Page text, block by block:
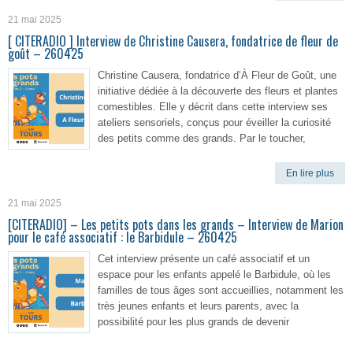
21 mai 2025
[ CITERADIO ] Interview de Christine Causera, fondatrice de fleur de
goût – 260425
Christine Causera, fondatrice d’À Fleur de Goût, une
initiative dédiée à la découverte des fleurs et plantes
comestibles. Elle y décrit dans cette interview ses
ateliers sensoriels, conçus pour éveiller la curiosité
des petits comme des grands. Par le toucher,
En lire plus
21 mai 2025
[CITERADIO] – Les petits pots dans les grands – Interview de Marion
pour le café associatif : le Barbidule – 260425
Cet interview présente un café associatif et un
espace pour les enfants appelé le Barbidule, où les
familles de tous âges sont accueillies, notamment les
très jeunes enfants et leurs parents, avec la
possibilité pour les plus grands de devenir